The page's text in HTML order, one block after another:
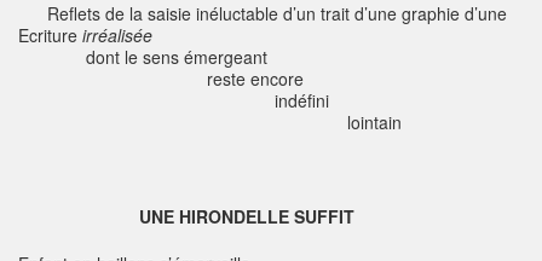
Reflets de la saisie inéluctable d’un trait d’une graphie d’une
Ecriture irréalisée
dont le sens émergeant
reste encore
indéfini
lointain
UNE HIRONDELLE SUFFIT